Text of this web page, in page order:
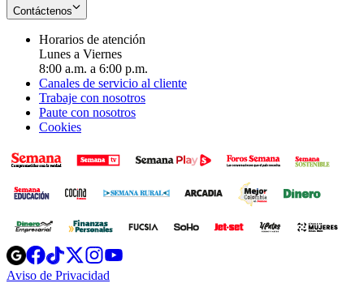
Contáctenos
Horarios de atención
Lunes a Viernes
8:00 a.m. a 6:00 p.m.
Canales de servicio al cliente
Trabaje con nosotros
Paute con nosotros
Cookies
Opens
in
new
Opens
in
new
Opens
in
new
Opens
new
Aviso de Privacidad